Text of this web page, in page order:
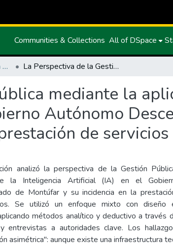
Communities & Collections All of DSpace
Carrera de Administración Pública La Perspectiva de la Gestión Pública mediante la aplicación de la Inteligencia Artificial en el Gobierno Autónomo Descentralizado de Montúfar y su incidencia en la prestación de servicios administrativos
mediante la
Autónomo
de
analizó la perspectiva de la Gestión
la Inteligencia Artificial (IA) en el
de Montúfar y su incidencia en la
Se utilizó un enfoque mixto con diseño
métodos analítico y deductivo a través
entrevistas a autoridades clave. Los
asimétrica": aunque existe una infraestructura